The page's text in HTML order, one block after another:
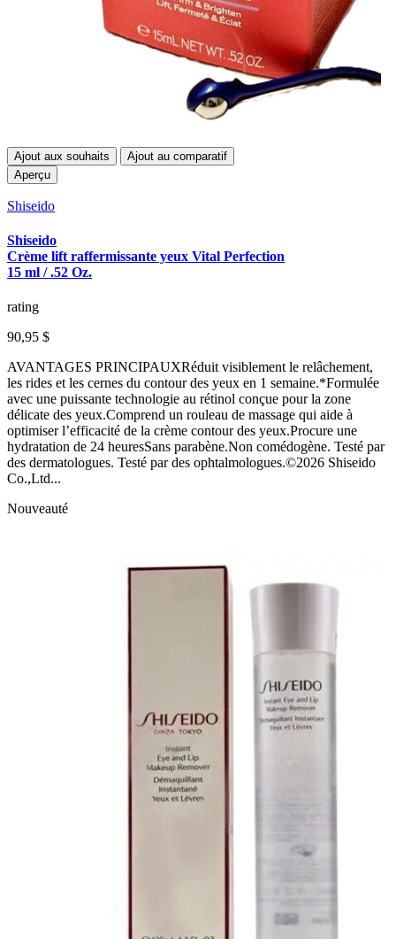
Ajout aux souhaits
Ajout au comparatif
Aperçu
Shiseido
Shiseido
Crème lift raffermissante yeux Vital Perfection
15 ml / .52 Oz.
rating
90,95 $
AVANTAGES PRINCIPAUXRéduit visiblement le relâchement,
les rides et les cernes du contour des yeux en 1 semaine.*Formulée
avec une puissante technologie au rétinol conçue pour la zone
délicate des yeux.Comprend un rouleau de massage qui aide à
optimiser l’efficacité de la crème contour des yeux.Procure une
hydratation de 24 heuresSans parabène.Non comédogène. Testé par
des dermatologues. Testé par des ophtalmologues.©2026 Shiseido
Co.,Ltd...
Nouveauté